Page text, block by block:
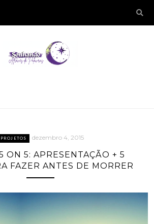
PROJETOS dezembro 4, 2015
ON 5: APRESENTAÇÃO + 5
FAZER ANTES DE MORRER